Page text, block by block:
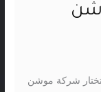
شركة موشن